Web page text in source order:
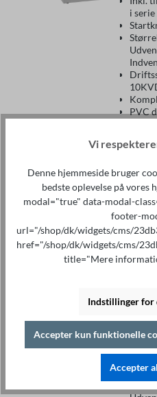
i
PVC
50191
Læg i
Vi
Denne hjemmeside bruger
bedste oplevelse på vores
modal="true" data-modal-
footer-
url="/shop/dk/widgets/cms/
href="/shop/dk/widgets/cms/
title="Mere
Indstillinger for
Accepter kun funktionelle
Accepter